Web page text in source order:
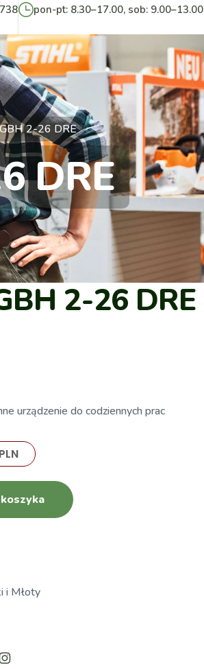
pon-pt: 8.30–17.00, sob: 9.00–13.00
2-26 DRE
DRE
2-26 DRE
urządzenie do codziennych prac
PLN
i Młoty